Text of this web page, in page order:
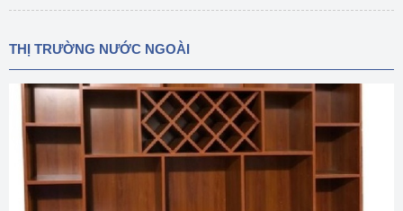
THỊ TRƯỜNG NƯỚC NGOÀI